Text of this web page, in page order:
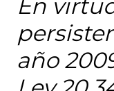
En
año